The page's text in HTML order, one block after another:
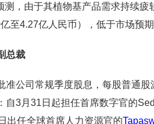
，由于其植物基产品需求持续疲
至4.27亿人民币），低于市场预期
总裁
公司常规季度股息，每股普通股
自3月31日起担任首席数字官的
出任全球首席人力资源官的